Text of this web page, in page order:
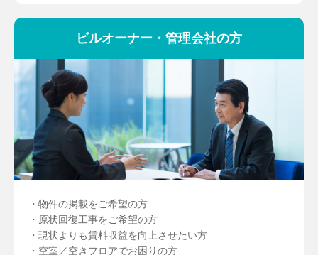
ビルオーナー・管理会社の方
・物件の掲載をご希望の方
・原状回復工事をご希望の方
・現状よりも賃料収益を向上させたい方
・空室／空きフロアでお困りの方